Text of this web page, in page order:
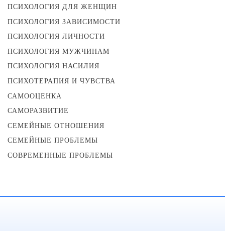
ПСИХОЛОГИЯ ДЛЯ ЖЕНЩИН
ПСИХОЛОГИЯ ЗАВИСИМОСТИ
ПСИХОЛОГИЯ ЛИЧНОСТИ
ПСИХОЛОГИЯ МУЖЧИНАМ
ПСИХОЛОГИЯ НАСИЛИЯ
ПСИХОТЕРАПИЯ И ЧУВСТВА
САМООЦЕНКА
САМОРАЗВИТИЕ
СЕМЕЙНЫЕ ОТНОШЕНИЯ
СЕМЕЙНЫЕ ПРОБЛЕМЫ
СОВРЕМЕННЫЕ ПРОБЛЕМЫ